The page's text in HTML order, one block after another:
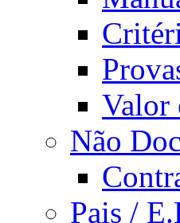
Valor
Não
Pais /